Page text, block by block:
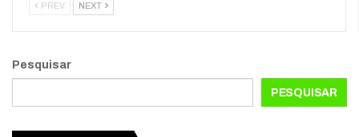
PREV NEXT
Pesquisar
PESQUISAR